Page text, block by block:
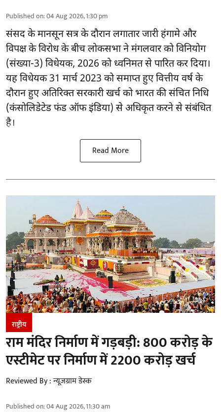
Published on:04 Aug 2026, 1:30 pm
संसद के मानसून सत्र के दौरान लगातार जारी हंगामे और
विपक्ष के विरोध के बीच लोकसभा ने मंगलवार को विनियोग
(संख्या-3) विधेयक, 2026 को ध्वनिमत से पारित कर दिया।
यह विधेयक 31 मार्च 2023 को समाप्त हुए वित्तीय वर्ष के
दौरान हुए अतिरिक्त सरकारी खर्च को भारत की संचित निधि
(कंसोलिडेटेड फंड ऑफ इंडिया) से अधिकृत करने से संबंधित
है।
Read More
राष्ट्रीय
राम मंदिर निर्माण में गड़बड़ी: 800 करोड़ के
एस्टीमेट पर निर्माण में 2200 करोड़ खर्च
Reviewed By :न्यूज़ग्राम डेस्क
Published on:04 Aug 2026, 11:30 am